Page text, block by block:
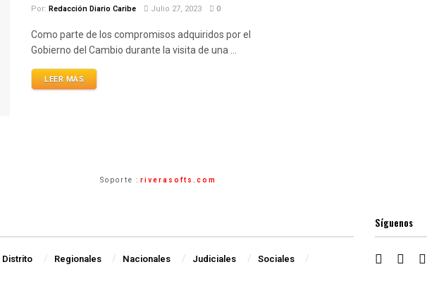
Por: Redacción Diario Caribe Julio 27, 2023 0
Como parte de los compromisos adquiridos por el
Gobierno del Cambio durante la visita de una ...
LEER MÁS
Soporte : riverasofts.com
Distrito Regionales Nacionales Judiciales
Sociales
Síguenos